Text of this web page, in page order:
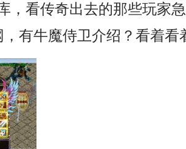
，看传奇出去的那些玩家
，有牛魔侍卫介绍？看着看